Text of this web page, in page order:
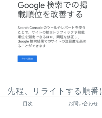
先程、リライトする順
伝えしましたよね。
目次 お問い合わせ